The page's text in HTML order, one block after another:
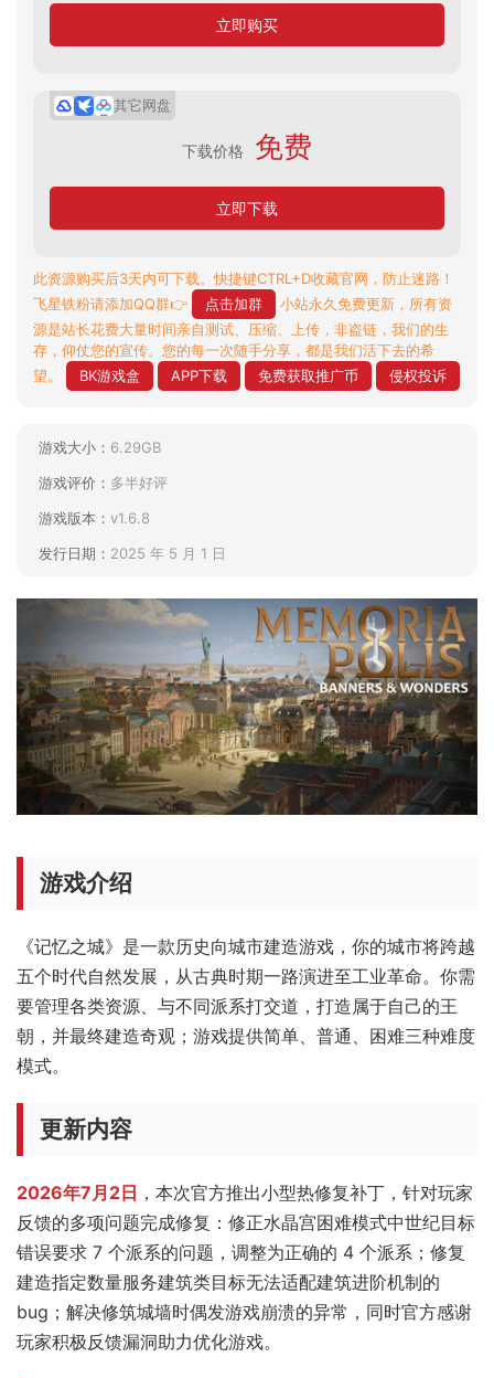
立即购买
其它网盘
下载价格 免费
立即下载
此资源购买后3天内可下载。快捷键CTRL+D收藏官网，防止迷路！
飞星铁粉请添加QQ群👉
点击加群
小站永久免费更新，所有资
源是站长花费大量时间亲自测试、压缩、上传，非盗链，我们的生
存，仰仗您的宣传。您的每一次随手分享，都是我们活下去的希
望。
BK游戏盒 APP下载 免费获取推广币 侵权投诉
游戏大小： 6.29GB
游戏评价： 多半好评
游戏版本： v1.6.8
发行日期： 2025 年 5 月 1 日
游戏介绍
《记忆之城》是一款历史向城市建造游戏，你的城市将跨越
五个时代自然发展，从古典时期一路演进至工业革命。你需
要管理各类资源、与不同派系打交道，打造属于自己的王
朝，并最终建造奇观；游戏提供简单、普通、困难三种难度
模式。
更新内容
2026年7月2日 ，本次官方推出小型热修复补丁，针对玩家
反馈的多项问题完成修复：修正水晶宫困难模式中世纪目标
错误要求 7 个派系的问题，调整为正确的 4 个派系；修复
建造指定数量服务建筑类目标无法适配建筑进阶机制的
bug；解决修筑城墙时偶发游戏崩溃的异常，同时官方感谢
玩家积极反馈漏洞助力优化游戏。